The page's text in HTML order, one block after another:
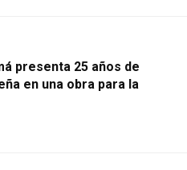
presenta 25 años de
en una obra para la